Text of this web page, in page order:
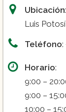
Ubicación
Luis
Teléfono:
Horario:
9:00 –
9:00 –
10:00 –